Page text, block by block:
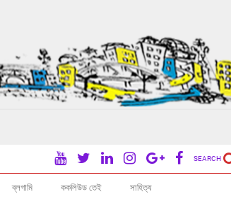
SEARCH
ব্লগামি ককলিউড তেই সাহিত্য